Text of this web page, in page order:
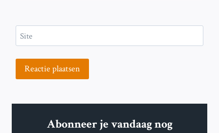
Site
Abonneer je vandaag nog